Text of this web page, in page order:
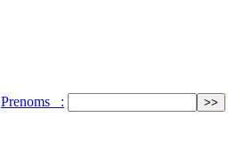
Prenoms :